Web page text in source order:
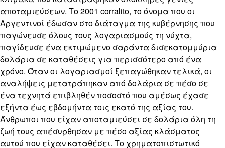
αποταμιεύσεων. Το 2001 corralito, το όνομα που οι
Αργεντινοί έδωσαν στο διάταγμα της κυβέρνησης που
παγώνευσε όλους τους λογαριασμούς τη νύχτα,
παγίδευσε ένα εκτιμώμενο σαράντα δισεκατομμύρια
δολάρια σε καταθέσεις για περισσότερο από ένα
χρόνο. Όταν οι λογαριασμοί ξεπαγώθηκαν τελικά, οι
αναλήψεις μετατράπηκαν από δολάρια σε πέσο σε
ένα τεχνητά επιβληθέν ποσοστό που αμέσως έχασε
εξήντα έως εβδομήντα τοις εκατό της αξίας του.
Άνθρωποι που είχαν αποταμιεύσει σε δολάρια όλη τη
ζωή τους απέσυρθησαν με πέσο αξίας κλάσματος
αυτού που είχαν καταθέσει. Το χρηματοπιστωτικό